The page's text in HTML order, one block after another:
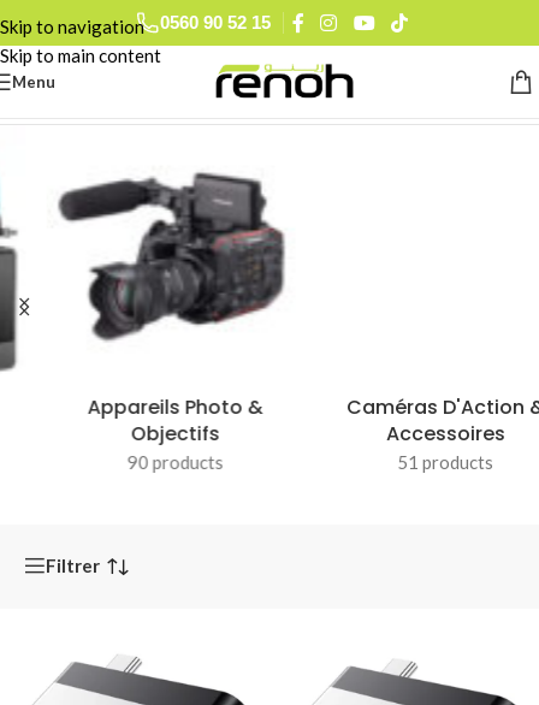
Skip to navigation
Skip to main content
0560 90 52 15
Menu
Appareils Photo &
Objectifs
90 products
Caméras D'Action &
Accessoires
51 products
Filtrer